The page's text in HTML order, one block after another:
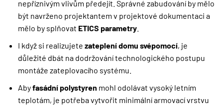
nepříznivým vlivům předejít. Správné zabudování by mělo
být navrženo projektantem v projektové dokumentaci a
mělo by splňovat ETICS parametry.
I když si realizujete zateplení domu svépomocí, je
důležité dbát na dodržování technologického postupu
montáže zateplovacího systému.
Abyfasádní polystyren mohl odolávat vysoký letním
teplotám, je potřeba vytvořit minimální armovací vrstvu